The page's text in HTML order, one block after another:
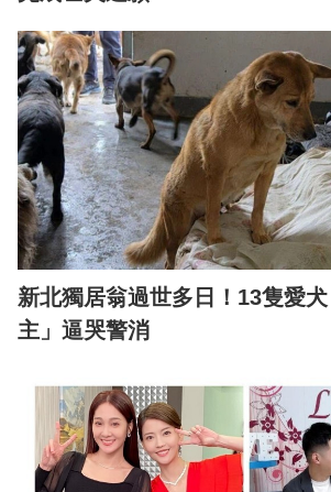
新北獨居翁過世多日！13隻愛
主」逼哭警消